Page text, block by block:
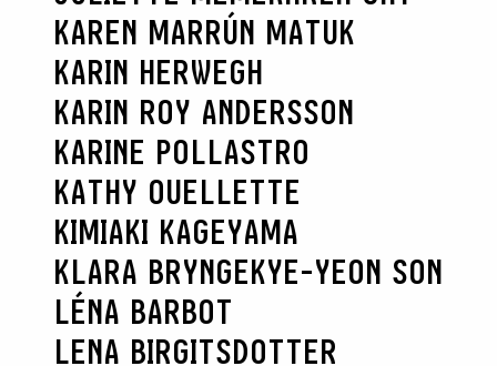
KAREN MARRÚN MATUK
KARIN HERWEGH
KARIN ROY ANDERSSON
KARINE POLLASTRO
KATHY OUELLETTE
KIMIAKI KAGEYAMA
KLARA BRYNGEKYE-YEON SON
LÉNA BARBOT
LENA BIRGITSDOTTER